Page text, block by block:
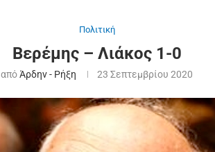
Πολιτική
Βερέμης – Λιάκος 1-0
απόΆρδην - Ρήξη 23 Σεπτεμβρίου 2020